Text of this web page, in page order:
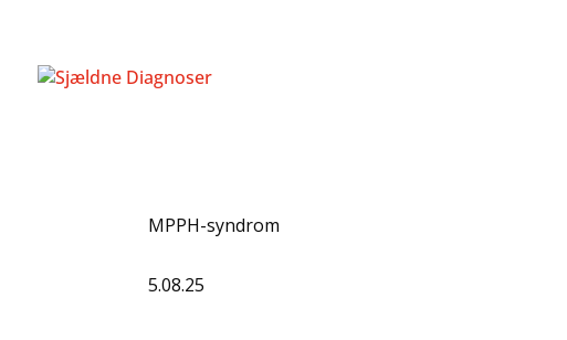
MPPH-syndrom
5.08.25